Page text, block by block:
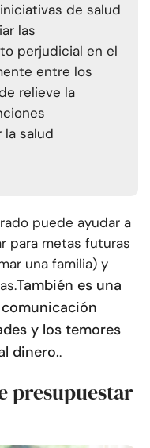
de salud
las
perjudicial en el
entre los
relieve la
la salud
puede ayudar a
para metas futuras
una familia) y
También es una
y los temores
dinero..
presupuestar